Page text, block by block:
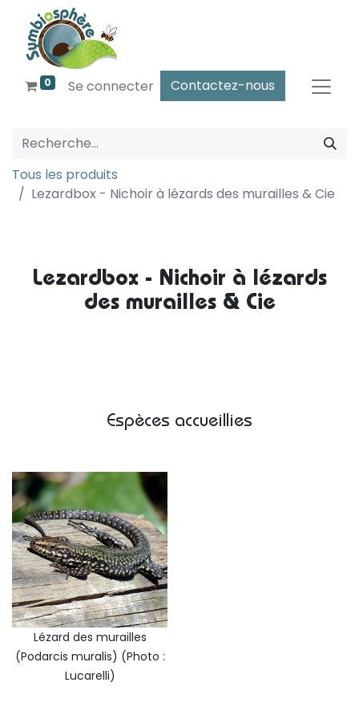
0 Se connecter Contactez-nous
Tous les produits
Lezardbox - Nichoir à lézards des murailles & Cie
Lezardbox - Nichoir à lézards
des murailles & Cie
Espèces accueillies
Lézard des murailles
(Podarcis muralis) (Photo :
Lucarelli)